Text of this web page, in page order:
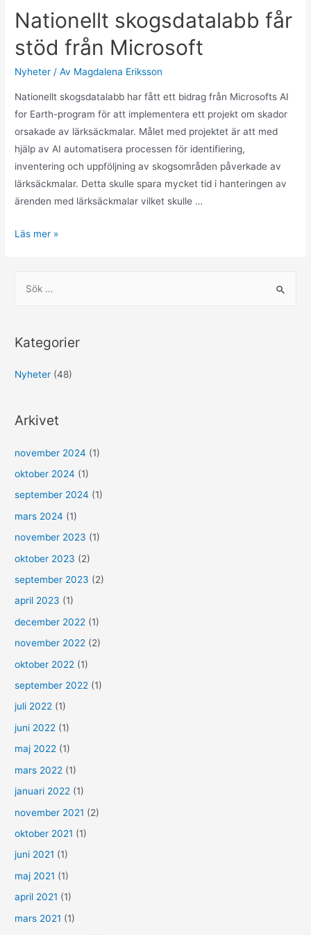
Nationellt skogsdatalabb får
stöd från Microsoft
Nyheter / Av Magdalena Eriksson
Nationellt skogsdatalabb har fått ett bidrag från Microsofts AI
for Earth-program för att implementera ett projekt om skador
orsakade av lärksäckmalar. Målet med projektet är att med
hjälp av AI automatisera processen för identifiering,
inventering och uppföljning av skogsområden påverkade av
lärksäckmalar. Detta skulle spara mycket tid i hanteringen av
ärenden med lärksäckmalar vilket skulle …
Nationellt
stöd
Läs mer »
e
t
Kategorier
Nyheter (48)
Arkivet
november 2024 (1)
oktober 2024 (1)
september 2024 (1)
mars 2024 (1)
november 2023 (1)
oktober 2023 (2)
september 2023 (2)
april 2023 (1)
december 2022 (1)
november 2022 (2)
oktober 2022 (1)
september 2022 (1)
juli 2022 (1)
juni 2022 (1)
maj 2022 (1)
mars 2022 (1)
januari 2022 (1)
november 2021 (2)
oktober 2021 (1)
juni 2021 (1)
maj 2021 (1)
april 2021 (1)
mars 2021 (1)